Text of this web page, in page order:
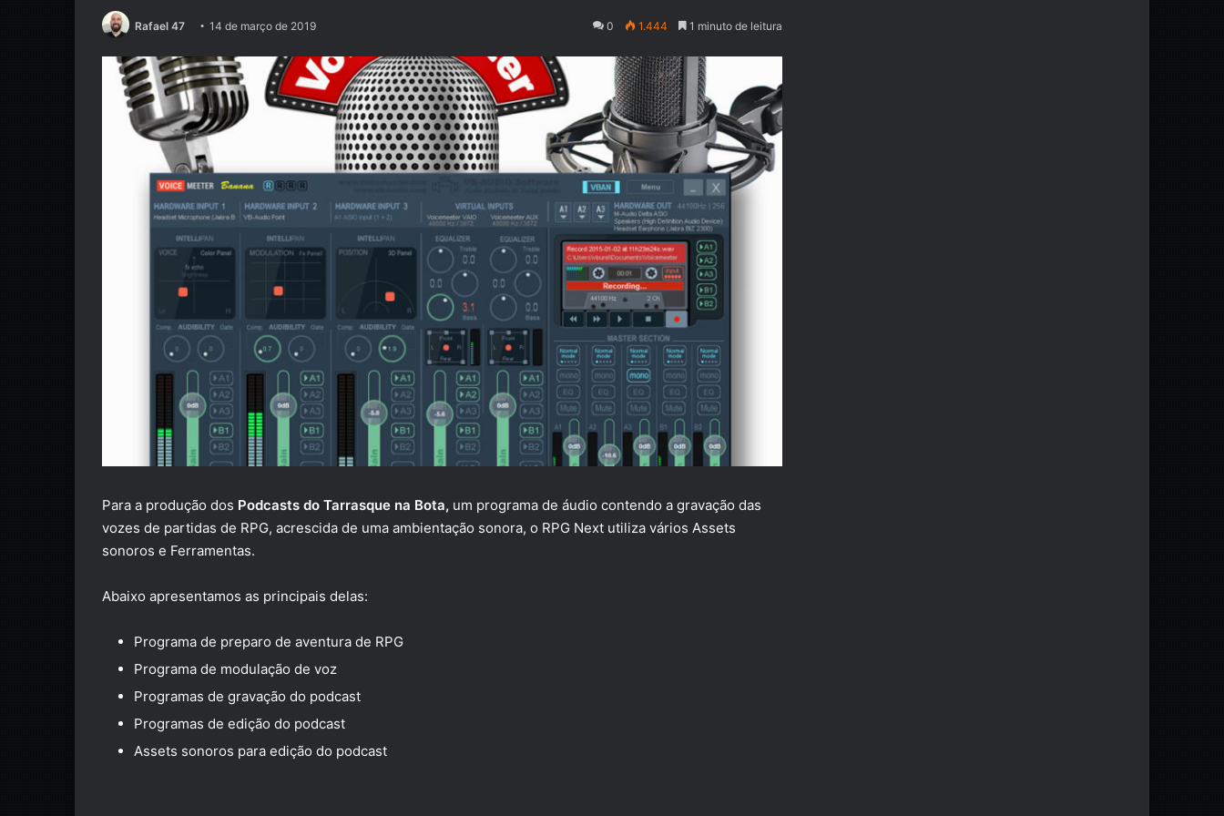
Rafael 47 14 de março de 2019 0 1.444 1 minuto de leitura
Para a produção dos Podcasts do Tarrasque na Bota, um programa de áudio contendo a gravação das
vozes de partidas de RPG, acrescida de uma ambientação sonora, o RPG Next utiliza vários Assets
sonoros e Ferramentas.
Abaixo apresentamos as principais delas:
Programa de preparo de aventura de RPG
Programa de modulação de voz
Programas de gravação do podcast
Programas de edição do podcast
Assets sonoros para edição do podcast